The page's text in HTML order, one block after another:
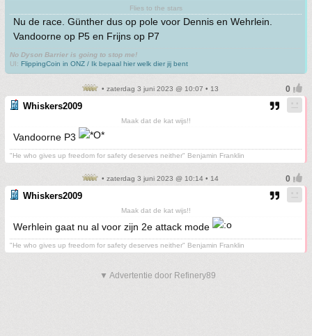
Flies to the stars
Nu de race. Günther dus op pole voor Dennis en Wehrlein.
Vandoorne op P5 en Frijns op P7
No Dyson Barrier is going to stop me!
UI: FlippingCoin in ONZ / Ik bepaal hier welk dier jij bent
• zaterdag 3 juni 2023 @ 10:07 • 13
Whiskers2009
Maak dat de kat wijs!!
Vandoorne P3
"He who gives up freedom for safety deserves neither" Benjamin Franklin
• zaterdag 3 juni 2023 @ 10:14 • 14
Whiskers2009
Maak dat de kat wijs!!
Werhlein gaat nu al voor zijn 2e attack mode
"He who gives up freedom for safety deserves neither" Benjamin Franklin
▼ Advertentie door Refinery89